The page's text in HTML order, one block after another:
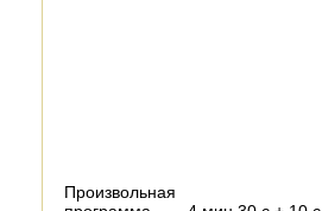
Произвольная